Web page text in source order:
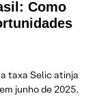
Como
taxa Selic atinja
junho de 2025.